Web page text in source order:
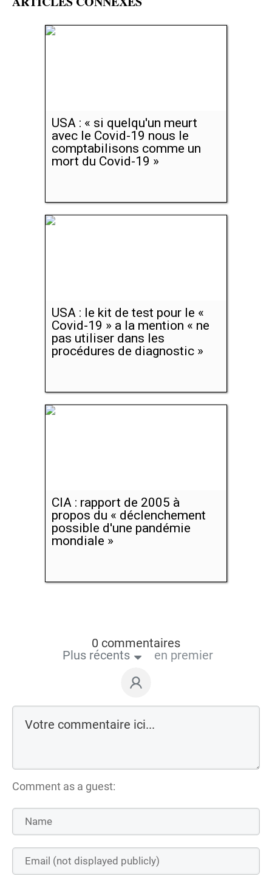
USA : « si quelqu'un meurt
avec le Covid-19 nous le
comptabilisons comme un
mort du Covid-19 »
USA : le kit de test pour le «
Covid-19 » a la mention « ne
pas utiliser dans les
procédures de diagnostic »
CIA : rapport de 2005 à
propos du « déclenchement
possible d'une pandémie
mondiale »
0 commentaires
Plus récents
en premier
Comment as a guest: